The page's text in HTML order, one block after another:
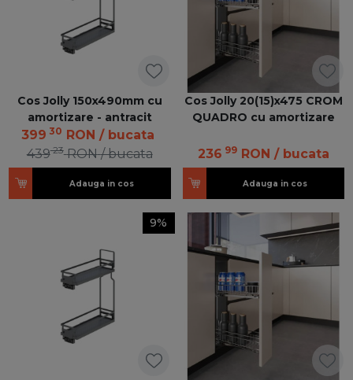
Cos Jolly 150x490mm cu
amortizare - antracit
399 30 RON / bucata
43923 RON / bucata
Adauga in cos
Cos Jolly 20(15)x475 CROM
QUADRO cu amortizare
236 99 RON / bucata
Adauga in cos
9%